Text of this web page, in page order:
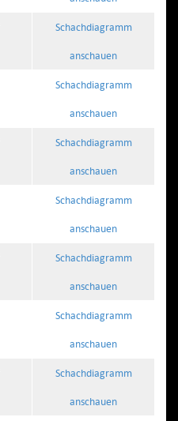
Schachdiagramm
anschauen
Schachdiagramm
anschauen
Schachdiagramm
anschauen
Schachdiagramm
anschauen
Schachdiagramm
anschauen
Schachdiagramm
anschauen
Schachdiagramm
anschauen